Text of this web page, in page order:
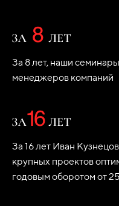
За 8 лет, наши
менеджеров компаний
За 16 лет Иван
крупных проектов
годовым оборотом от